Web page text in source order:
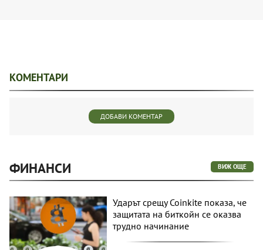
КОМЕНТАРИ
ДОБАВИ КОМЕНТАР
ФИНАНСИ ВИЖ ОЩЕ
Ударът срещу Coinkite показа, че
защитата на биткойн се оказва
трудно начинание